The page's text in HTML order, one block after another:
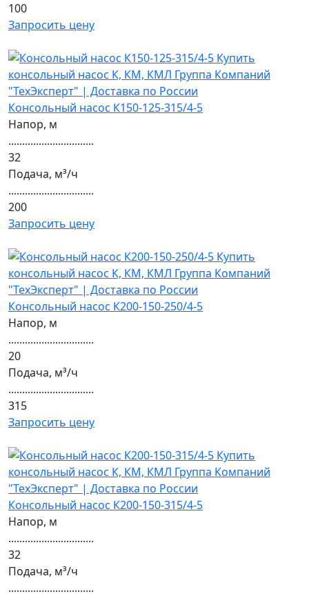
100
Запросить цену
Консольный насос К150-125-315/4-5
Напор, м
...............................
32
Подача, м³/ч
...............................
200
Запросить цену
Консольный насос К200-150-250/4-5
Напор, м
...............................
20
Подача, м³/ч
...............................
315
Запросить цену
Консольный насос К200-150-315/4-5
Напор, м
...............................
32
Подача, м³/ч
...............................